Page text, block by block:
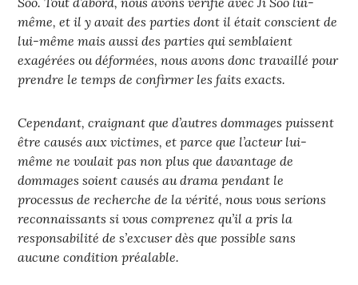
même, et il y avait des parties dont il était conscient de
lui-même mais aussi des parties qui semblaient
exagérées ou déformées, nous avons donc travaillé pour
prendre le temps de confirmer les faits exacts.
Cependant, craignant que d’autres dommages puissent
être causés aux victimes, et parce que l’acteur lui-
même ne voulait pas non plus que davantage de
dommages soient causés au drama pendant le
processus de recherche de la vérité, nous vous serions
reconnaissants si vous comprenez qu’il a pris la
responsabilité de s’excuser dès que possible sans
aucune condition préalable.